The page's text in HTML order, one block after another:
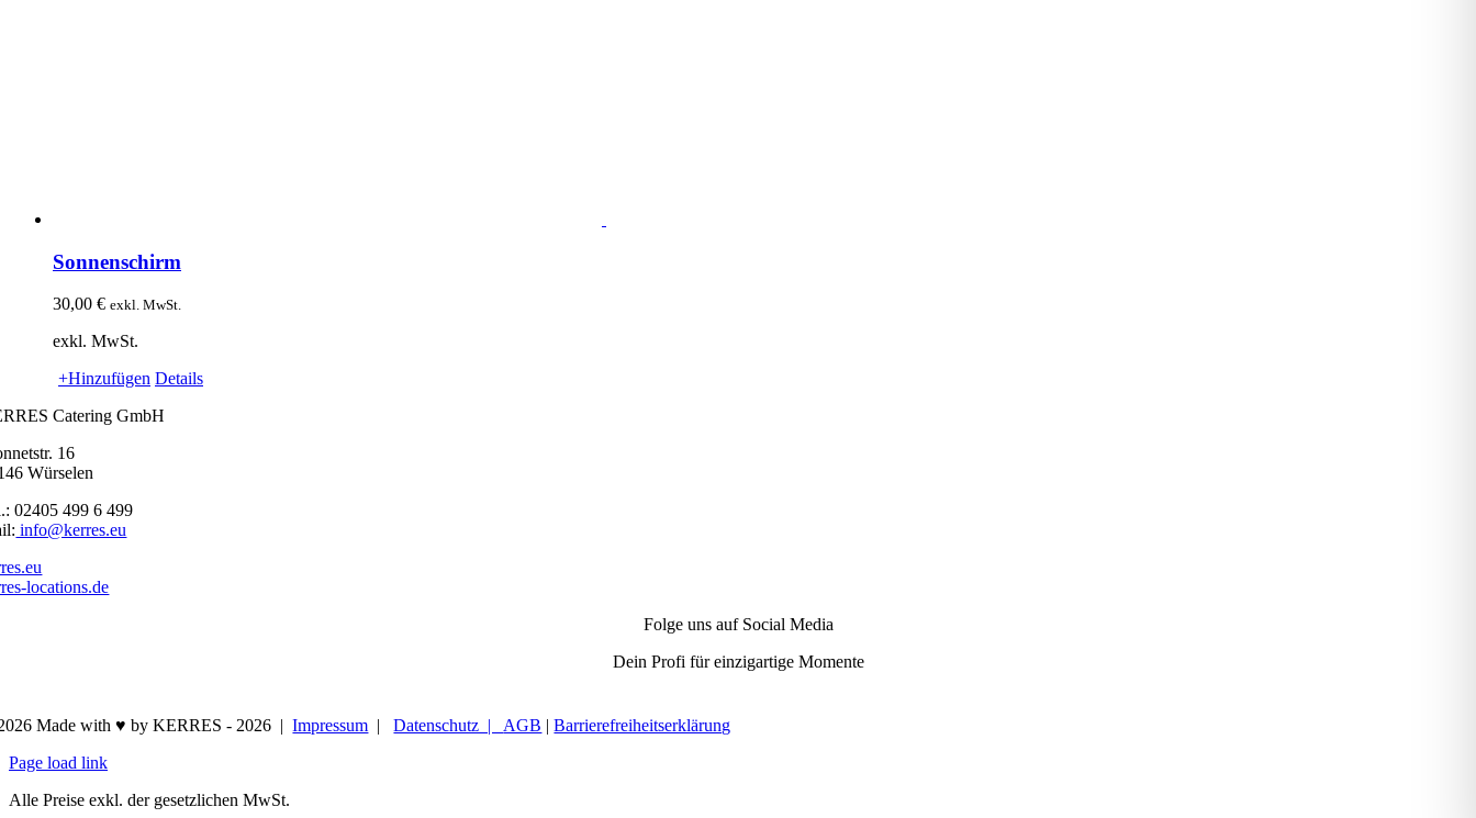
Sonnenschirm
30,00 € exkl. MwSt.
exkl. MwSt.
+Hinzufügen Details
Catering GmbH
16
Würselen
02405 499 6 499
info@kerres.eu
locations.de
Folge uns auf Social Media
Dein Profi für einzigartige Momente
Made with ♥ by KERRES -2026 |Impressum |Datenschutz |AGB |Barrierefreiheitserklärung
Page load link
Alle Preise exkl. der gesetzlichen MwSt.